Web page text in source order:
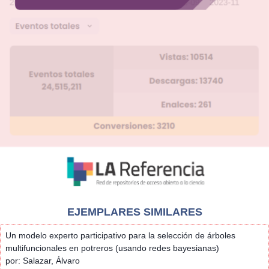
EJEMPLARES SIMILARES
Un modelo experto participativo para la selección de árboles
multifuncionales en potreros (usando redes bayesianas)
por: Salazar, Álvaro